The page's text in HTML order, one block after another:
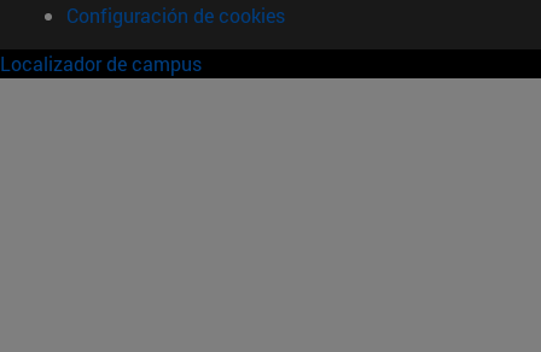
Configuración de cookies
Localizador de campus